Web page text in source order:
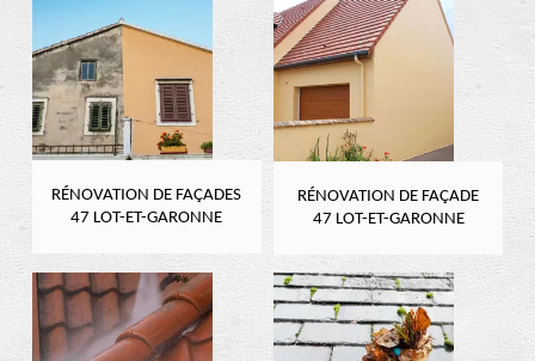
RÉNOVATION DE FAÇADES
47 LOT-ET-GARONNE
RÉNOVATION DE FAÇADE
47 LOT-ET-GARONNE